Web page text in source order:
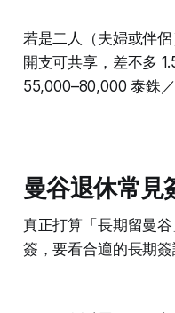
若是二人（夫婦或伴
開支可共享，差不多
55,000–80,000 泰銖／
曼谷退休常見
真正打算「長期留曼
簽，要看合適的長期簽